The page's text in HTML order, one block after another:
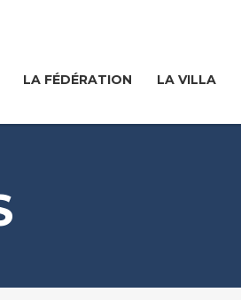
LA FÉDÉRATION LA VILLA